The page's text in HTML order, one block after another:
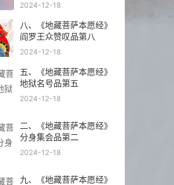
2024-12-18
八、《地藏菩萨本愿经》
阎罗王众赞叹品第八
2024-12-18
五、《地藏菩萨本愿经》
地狱名号品第五
2024-12-18
二、《地藏菩萨本愿经》
分身集会品第二
2024-12-18
九、《地藏菩萨本愿经》